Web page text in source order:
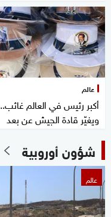
عالم
أكبر رئيس في العالم غائب..
ويغيّر قادة الجيش عن بعد
شؤون أوروبية
عالم